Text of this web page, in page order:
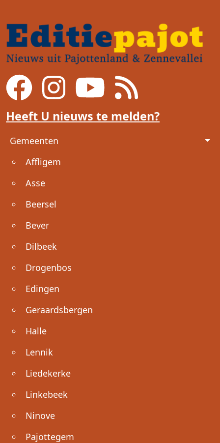
Heeft U nieuws te melden?
Voet
Gemeenten
Affligem
Asse
Beersel
Bever
Dilbeek
Drogenbos
Edingen
Geraardsbergen
Halle
Lennik
Liedekerke
Linkebeek
Ninove
Pajottegem